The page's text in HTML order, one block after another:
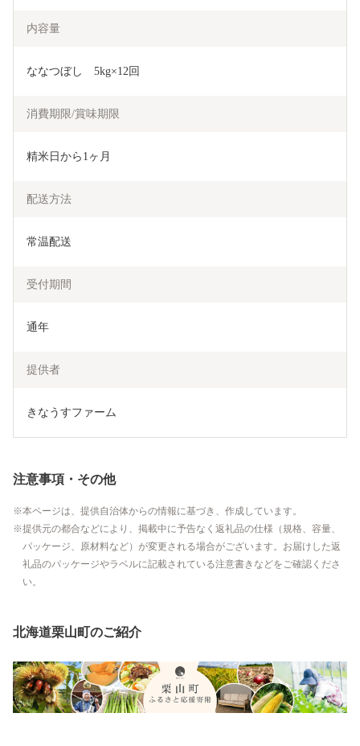
内容量
ななつぼし　5kg×12回
消費期限/賞味期限
精米日から1ヶ月
配送方法
常温配送
受付期間
通年
提供者
きなうすファーム
注意事項・その他
本ページは、提供自治体からの情報に基づき、作成しています。
提供元の都合などにより、掲載中に予告なく返礼品の仕様（規格、容量、
パッケージ、原材料など）が変更される場合がございます。お届けした返
礼品のパッケージやラベルに記載されている注意書きなどをご確認くださ
い。
北海道栗山町のご紹介